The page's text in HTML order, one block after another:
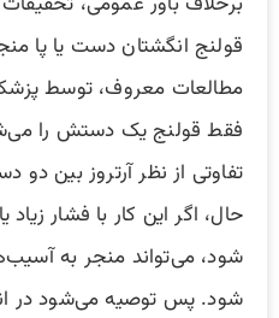
قولنج انگشتان دست یا پا
مطالعات معروف، توسط
فقط قولنج یک دستش را
تفاوتی از نظر آرتروز بین
حال، اگر این کار با فشار
شود، می‌تواند منجر به
شود. پس توصیه می‌شود در